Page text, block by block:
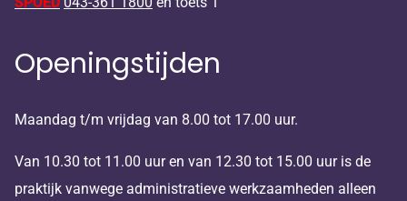
Openingstijden
Maandag t/m vrijdag van 8.00 tot 17.00 uur.
Van 10.30 tot 11.00 uur en van 12.30 tot 15.00 uur is de
praktijk vanwege administratieve werkzaamheden alleen